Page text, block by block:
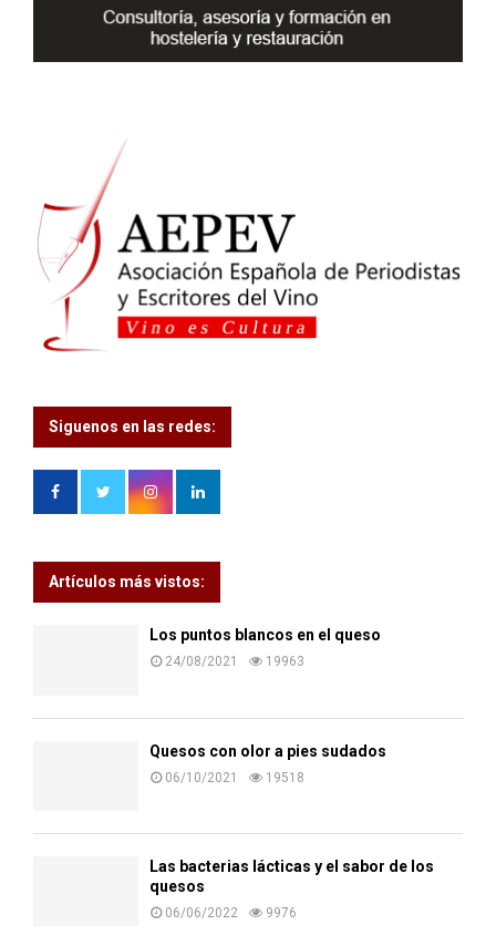
Siguenos en las redes:
Artículos más vistos:
Los puntos blancos en el queso
24/08/2021 19963
Quesos con olor a pies sudados
06/10/2021 19518
Las bacterias lácticas y el sabor de los
quesos
06/06/2022 9976